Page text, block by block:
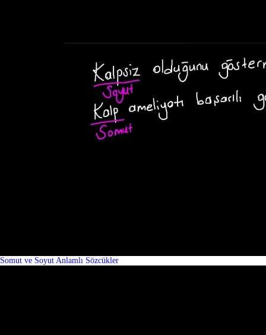
Somut ve Soyut Anlamlı Sözcükler